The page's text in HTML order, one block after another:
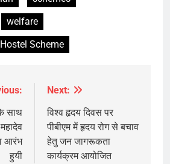
welfare
Scheme
साथ
आरंभ
हुयी
Next:
विश्व हृदय दिवस पर
पीबीएम में हृदय रोग से बचाव
हेतु जन जागरूकता
कार्यक्रम आयोजित